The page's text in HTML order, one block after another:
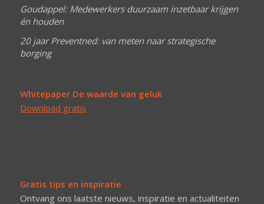
Goudappel: Medewerkers duurzaam inzetbaar krijgen
én houden
20 jaar Preventned: van meten naar strategische
borging
Whitepaper De waarde van geluk
Download gratis
Gratis tips en inspiratie
Ontvang ons laatste nieuws, inspiratie en actualiteiten